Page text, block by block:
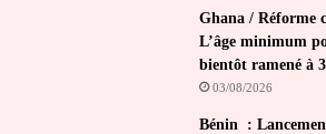
Ghana / Réforme
L’âge minimum
bientôt ramené à
03/08/2026
Bénin :